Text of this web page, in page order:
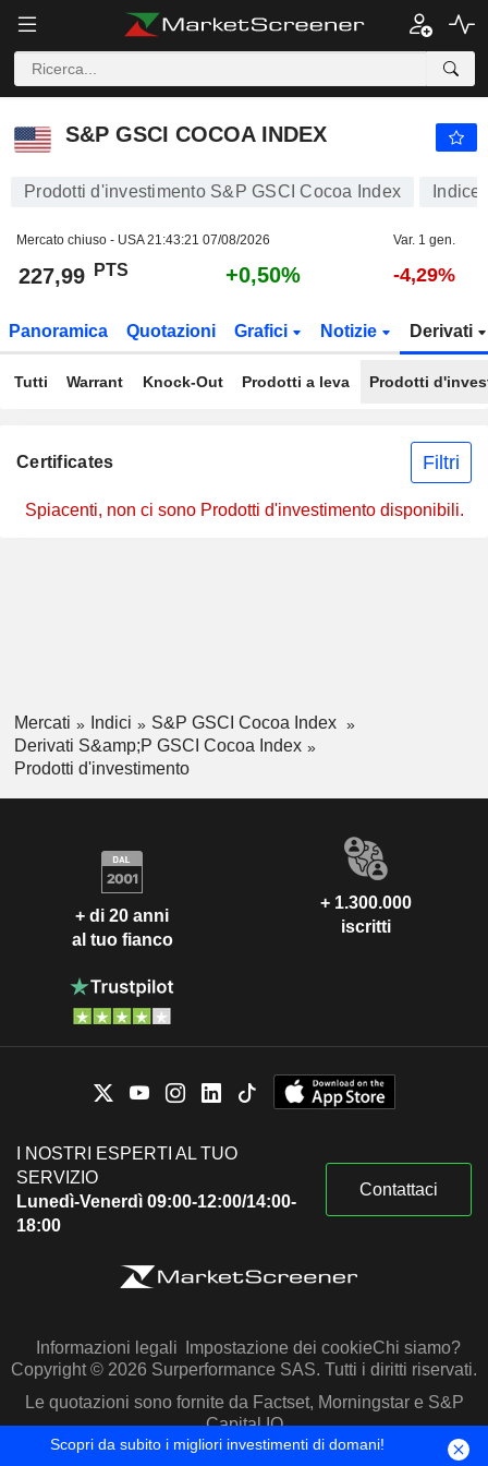
S&P GSCI COCOA INDEX
S&P GSCI COCOA INDEX
Prodotti d'investimento S&P GSCI Cocoa Index Indice
Mercato chiuso - USA21:43:21 07/08/2026 Var. 1 gen.
227,99 PTS +0,50% -4,29%
Panoramica Quotazioni Grafici Notizie Derivati
Tutti Warrant Knock-Out Prodotti a leva Prodotti
Certificates Filtri
Spiacenti, non ci sono Prodotti d'investimento disponibili.
Mercati Indici
S&P GSCI Cocoa Index
Derivati S&amp;P GSCI Cocoa Index
Prodotti d'investimento
+ di 20 anni
al tuo fianco
+ 1.300.000
iscritti
I NOSTRI ESPERTI AL TUO
SERVIZIO
Lunedì-Venerdì 09:00-12:00/14:00-
18:00
Contattaci
Informazioni legali Impostazione dei cookieChi siamo?
Copyright © 2026 Surperformance SAS. Tutti i diritti riservati.
Le quotazioni sono fornite da Factset, Morningstar e S&P
Capital IQ
Scopri da subito i migliori investimenti di domani!